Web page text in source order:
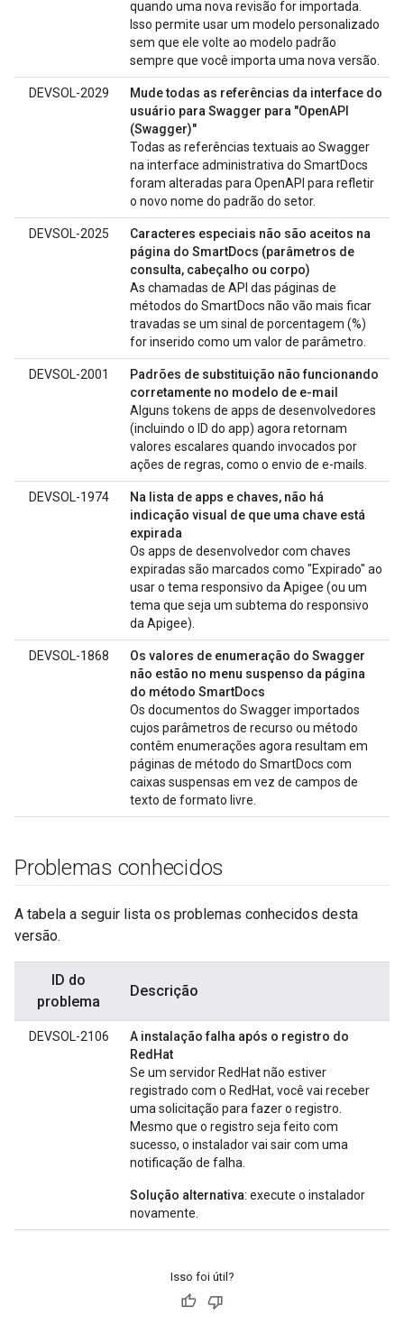
quando uma nova revisão for importada.
Isso permite usar um modelo personalizado
sem que ele volte ao modelo padrão
sempre que você importa uma nova versão.
DEVSOL-2029
Mude todas as referências da interface do
usuário para Swagger para "OpenAPI
(Swagger)"
Todas as referências textuais ao Swagger
na interface administrativa do SmartDocs
foram alteradas para OpenAPI para refletir
o novo nome do padrão do setor.
DEVSOL-2025
Caracteres especiais não são aceitos na
página do SmartDocs (parâmetros de
consulta, cabeçalho ou corpo)
As chamadas de API das páginas de
métodos do SmartDocs não vão mais ficar
travadas se um sinal de porcentagem (%)
for inserido como um valor de parâmetro.
DEVSOL-2001
Padrões de substituição não funcionando
corretamente no modelo de e-mail
Alguns tokens de apps de desenvolvedores
(incluindo o ID do app) agora retornam
valores escalares quando invocados por
ações de regras, como o envio de e-mails.
DEVSOL-1974
Na lista de apps e chaves, não há
indicação visual de que uma chave está
expirada
Os apps de desenvolvedor com chaves
expiradas são marcados como "Expirado" ao
usar o tema responsivo da Apigee (ou um
tema que seja um subtema do responsivo
da Apigee).
DEVSOL-1868
Os valores de enumeração do Swagger
não estão no menu suspenso da página
do método SmartDocs
Os documentos do Swagger importados
cujos parâmetros de recurso ou método
contêm enumerações agora resultam em
páginas de método do SmartDocs com
caixas suspensas em vez de campos de
texto de formato livre.
Problemas conhecidos
A tabela a seguir lista os problemas conhecidos desta
versão.
ID do
problema
Descrição
DEVSOL-2106
A instalação falha após o registro do
RedHat
Se um servidor RedHat não estiver
registrado com o RedHat, você vai receber
uma solicitação para fazer o registro.
Mesmo que o registro seja feito com
sucesso, o instalador vai sair com uma
notificação de falha.
Solução alternativa: execute o instalador
novamente.
Isso foi útil?